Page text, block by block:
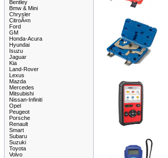
Bentley
Bmw & Mini
Chrysler
CitroÃ«n
Ford
GM
Honda-Acura
Hyundai
Isuzu
Jaguar
Kia
Land-Rover
Lexus
Mazda
Mercedes
Mitsubishi
Nissan-Infiniti
Opel
Peugeot
Porsche
Renault
Smart
Subaru
Suzuki
Toyota
Volvo